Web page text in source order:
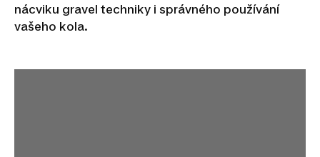
nácviku gravel techniky i správného používání
vašeho kola.